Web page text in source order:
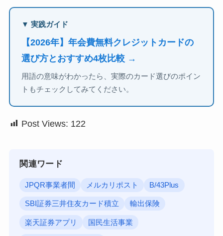
▼ 実践ガイド
【2026年】年会費無料クレジットカードの
選び方とおすすめ4枚比較 →
用語の意味がわかったら、実際のカード選びのポイン
トもチェックしてみてください。
Post Views: 122
関連ワード
JPQR事業者間 メルカリポスト B/43Plus
SBI証券三井住友カード積立 輸出保険
楽天証券アプリ 国民生活事業